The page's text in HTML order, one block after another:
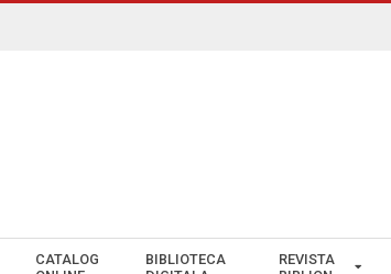
CATALOG
BIBLIOTECA
REVISTA